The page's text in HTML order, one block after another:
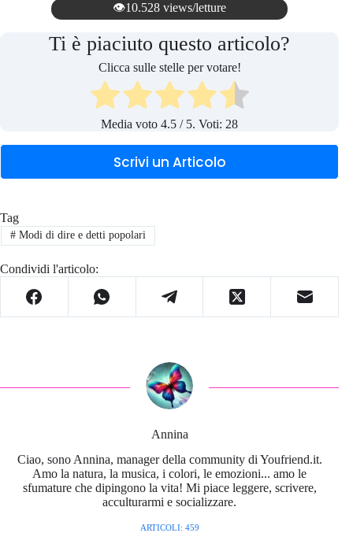
👁️10.528 views/letture
Ti è piaciuto questo articolo?
Clicca sulle stelle per votare!
Media voto4.5 / 5. Voti: 28
Scrivi un Articolo
Tag
#Modi di dire e detti popolari
Condividi l'articolo:
Annina
Ciao, sono Annina, manager della community di Youfriend.it.
Amo la natura, la musica, i colori, le emozioni... amo le
sfumature che dipingono la vita! Mi piace leggere, scrivere,
acculturarmi e socializzare.
ARTICOLI: 459